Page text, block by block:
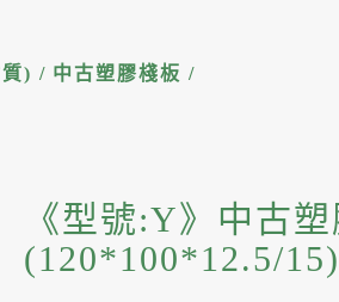
) / 中古塑膠棧板 /
《型號:Y》中古
(120*100*12.5/